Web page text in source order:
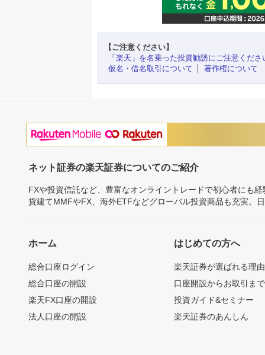
【ご注意ください】
「楽天」を名乗った投資勧誘にご注意くださ
仮名・借名取引について
著作権について
ネット証券の楽天証券についてのご紹介
FXや投資信託など、豊富なオンライントレードで初心者にも
貨建てMMFやFX、海外ETFなどグローバル投資商品も充実。
ホーム
総合口座ログイン
総合口座の開設
楽天FX口座の開設
法人口座の開設
はじめての方へ
楽天証券が選ばれる理由
口座開設からお取引ま
投資ガイド&セミナー
楽天証券のあんしん